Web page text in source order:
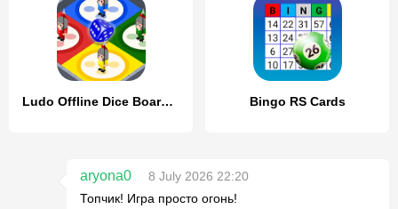
Ludo Offline Dice Board Game Bingo RS Cards
aryona0
8 July 2026 22:20
Топчик! Игра просто огонь!